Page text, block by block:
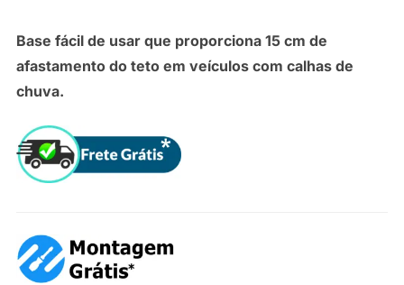
Base fácil de usar que proporciona 15 cm de
afastamento do teto em veículos com calhas de
chuva.